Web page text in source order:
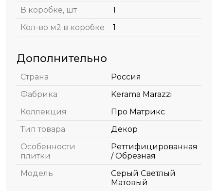
В коробке, шт
1
Кол-во м2 в коробке
1
Дополнительно
Страна
Россия
Фабрика
Kerama Marazzi
Коллекция
Про Матрикс
Тип товара
Декор
Особенности
плитки
Реттифицированная
/ Обрезная
Модель
Серый Светлый
Матовый